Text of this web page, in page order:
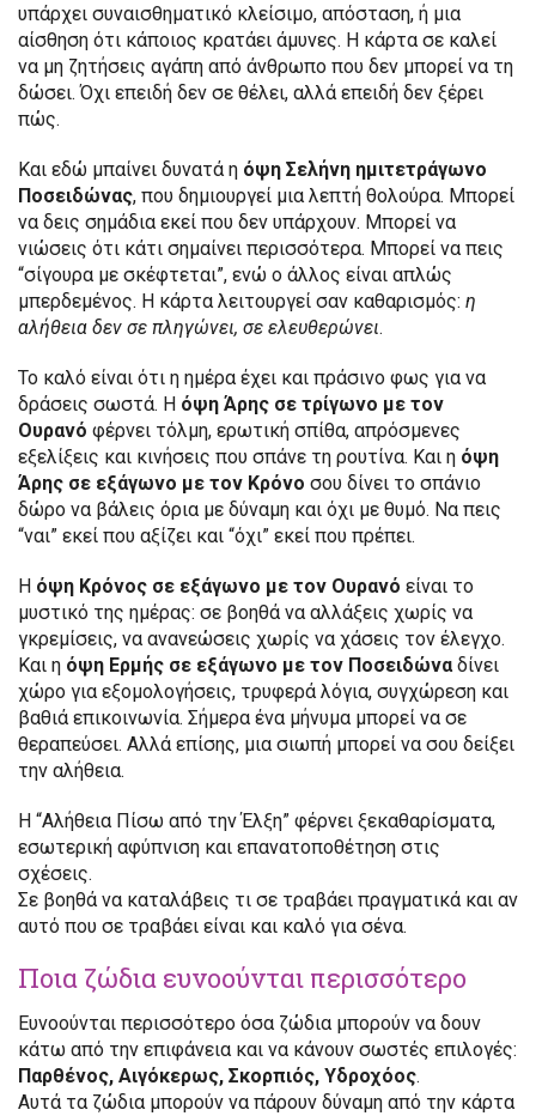
υπάρχει συναισθηματικό κλείσιμο, απόσταση, ή μια
αίσθηση ότι κάποιος κρατάει άμυνες. Η κάρτα σε καλεί
να μη ζητήσεις αγάπη από άνθρωπο που δεν μπορεί να τη
δώσει. Όχι επειδή δεν σε θέλει, αλλά επειδή δεν ξέρει
πώς.
Και εδώ μπαίνει δυνατά η όψη Σελήνη ημιτετράγωνο
Ποσειδώνας, που δημιουργεί μια λεπτή θολούρα. Μπορεί
να δεις σημάδια εκεί που δεν υπάρχουν. Μπορεί να
νιώσεις ότι κάτι σημαίνει περισσότερα. Μπορεί να πεις
“σίγουρα με σκέφτεται”, ενώ ο άλλος είναι απλώς
μπερδεμένος. Η κάρτα λειτουργεί σαν καθαρισμός: η
αλήθεια δεν σε πληγώνει, σε ελευθερώνει.
Το καλό είναι ότι η ημέρα έχει και πράσινο φως για να
δράσεις σωστά. Η όψη Άρης σε τρίγωνο με τον
Ουρανό φέρνει τόλμη, ερωτική σπίθα, απρόσμενες
εξελίξεις και κινήσεις που σπάνε τη ρουτίνα. Και η όψη
Άρης σε εξάγωνο με τον Κρόνο σου δίνει το σπάνιο
δώρο να βάλεις όρια με δύναμη και όχι με θυμό. Να πεις
“ναι” εκεί που αξίζει και “όχι” εκεί που πρέπει.
Η όψη Κρόνος σε εξάγωνο με τον Ουρανό είναι το
μυστικό της ημέρας: σε βοηθά να αλλάξεις χωρίς να
γκρεμίσεις, να ανανεώσεις χωρίς να χάσεις τον έλεγχο.
Και η όψη Ερμής σε εξάγωνο με τον Ποσειδώναδίνει
χώρο για εξομολογήσεις, τρυφερά λόγια, συγχώρεση και
βαθιά επικοινωνία. Σήμερα ένα μήνυμα μπορεί να σε
θεραπεύσει. Αλλά επίσης, μια σιωπή μπορεί να σου δείξει
την αλήθεια.
Η “Αλήθεια Πίσω από την Έλξη” φέρνει ξεκαθαρίσματα,
εσωτερική αφύπνιση και επανατοποθέτηση στις
σχέσεις.
Σε βοηθά να καταλάβεις τι σε τραβάει πραγματικά και αν
αυτό που σε τραβάει είναι και καλό για σένα.
Ποια ζώδια ευνοούνται περισσότερο
Ευνοούνται περισσότερο όσα ζώδια μπορούν να δουν
κάτω από την επιφάνεια και να κάνουν σωστές επιλογές:
Παρθένος, Αιγόκερως, Σκορπιός, Υδροχόος.
Αυτά τα ζώδια μπορούν να πάρουν δύναμη από την κάρτα